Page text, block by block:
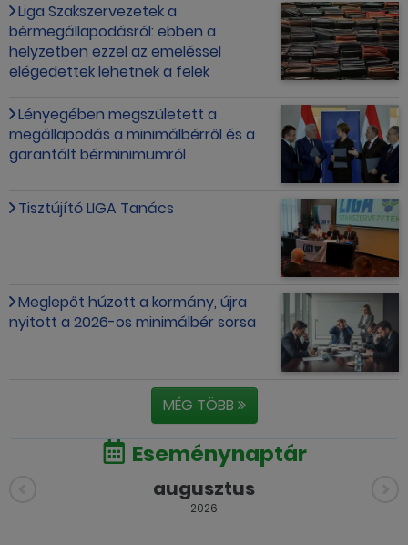
Liga Szakszervezetek a
bérmegállapodásról: ebben a
helyzetben ezzel az emeléssel
elégedettek lehetnek a felek
Lényegében megszületett a
megállapodás a minimálbérről és a
garantált bérminimumról
Tisztújító LIGA Tanács
Meglepőt húzott a kormány, újra
nyitott a 2026-os minimálbér sorsa
MÉG TÖBB
Eseménynaptár
augusztus
2026